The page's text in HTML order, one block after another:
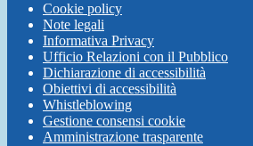
Cookie policy
Note legali
Informativa Privacy
Ufficio Relazioni con il Pubblico
Dichiarazione di accessibilità
Obiettivi di accessibilità
Whistleblowing
Gestione consensi cookie
Amministrazione trasparente